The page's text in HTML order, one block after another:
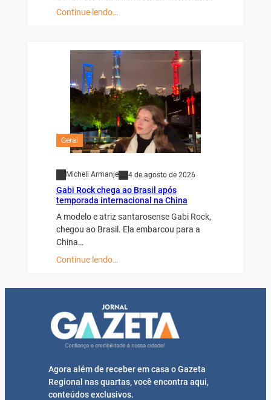
Continue lendo…
Geral
Micheli Armanje 4 de agosto de 2026
Gabi Rock chega ao Brasil após
temporada internacional na China
A modelo e atriz santarosense Gabi Rock,
chegou ao Brasil. Ela embarcou para a
China…
Continue lendo…
Agora além de receber em casa o Gazeta
Regional nas quartas, você encontra aqui,
conteúdos exclusivos.